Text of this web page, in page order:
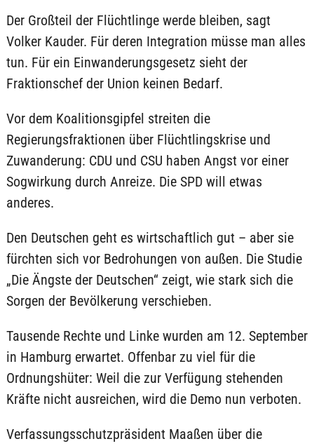
Der Großteil der Flüchtlinge werde bleiben, sagt
Volker Kauder. Für deren Integration müsse man alles
tun. Für ein Einwanderungsgesetz sieht der
Fraktionschef der Union keinen Bedarf.
Vor dem Koalitionsgipfel streiten die
Regierungsfraktionen über Flüchtlingskrise und
Zuwanderung: CDU und CSU haben Angst vor einer
Sogwirkung durch Anreize. Die SPD will etwas
anderes.
Den Deutschen geht es wirtschaftlich gut – aber sie
fürchten sich vor Bedrohungen von außen. Die Studie
„Die Ängste der Deutschen“ zeigt, wie stark sich die
Sorgen der Bevölkerung verschieben.
Tausende Rechte und Linke wurden am 12. September
in Hamburg erwartet. Offenbar zu viel für die
Ordnungshüter: Weil die zur Verfügung stehenden
Kräfte nicht ausreichen, wird die Demo nun verboten.
Verfassungsschutzpräsident Maaßen über die